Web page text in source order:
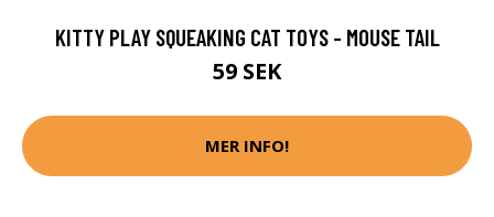
KITTY PLAY SQUEAKING CAT TOYS - MOUSE TAIL
59 SEK
MER INFO!